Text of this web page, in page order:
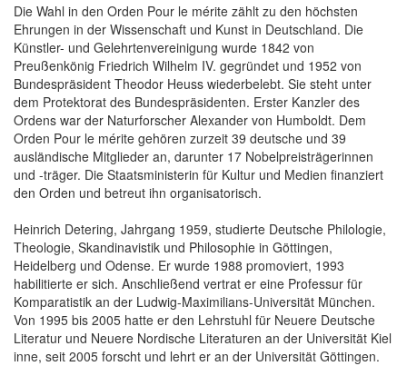
Die Wahl in den Orden Pour le mérite zählt zu den höchsten
Ehrungen in der Wissenschaft und Kunst in Deutschland. Die
Künstler- und Gelehrtenvereinigung wurde 1842 von
Preußenkönig Friedrich Wilhelm IV. gegründet und 1952 von
Bundespräsident Theodor Heuss wiederbelebt. Sie steht unter
dem Protektorat des Bundespräsidenten. Erster Kanzler des
Ordens war der Naturforscher Alexander von Humboldt. Dem
Orden Pour le mérite gehören zurzeit 39 deutsche und 39
ausländische Mitglieder an, darunter 17 Nobelpreisträgerinnen
und -träger. Die Staatsministerin für Kultur und Medien finanziert
den Orden und betreut ihn organisatorisch.
Heinrich Detering, Jahrgang 1959, studierte Deutsche Philologie,
Theologie, Skandinavistik und Philosophie in Göttingen,
Heidelberg und Odense. Er wurde 1988 promoviert, 1993
habilitierte er sich. Anschließend vertrat er eine Professur für
Komparatistik an der Ludwig-Maximilians-Universität München.
Von 1995 bis 2005 hatte er den Lehrstuhl für Neuere Deutsche
Literatur und Neuere Nordische Literaturen an der Universität Kiel
inne, seit 2005 forscht und lehrt er an der Universität Göttingen.